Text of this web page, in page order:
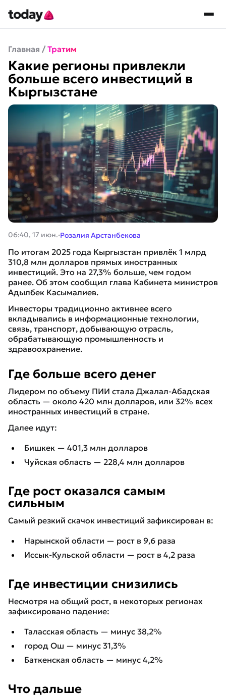
Главная / Тратим
Какие регионы привлекли
больше всего инвестиций в
Кыргызстане
06:40, 17 июн.·Розалия Арстанбекова
По итогам 2025 года Кыргызстан привлёк 1 млрд
310,8 млн долларов прямых иностранных
инвестиций. Это на 27,3% больше, чем годом
ранее. Об этом сообщил глава Кабинета министров
Адылбек Касымалиев.
Инвесторы традиционно активнее всего
вкладывались в информационные технологии,
связь, транспорт, добывающую отрасль,
обрабатывающую промышленность и
здравоохранение.
Где больше всего денег
Лидером по объему ПИИ стала Джалал-Абадская
область — около 420 млн долларов, или 32% всех
иностранных инвестиций в стране.
Далее идут:
Бишкек — 401,3 млн долларов
Чуйская область — 228,4 млн долларов
Где рост оказался самым
сильным
Самый резкий скачок инвестиций зафиксирован в:
Нарынской области — рост в 9,6 раза
Иссык-Кульской области — рост в 4,2 раза
Где инвестиции снизились
Несмотря на общий рост, в некоторых регионах
зафиксировано падение:
Таласская область — минус 38,2%
город Ош — минус 31,3%
Баткенская область — минус 4,2%
Что дальше